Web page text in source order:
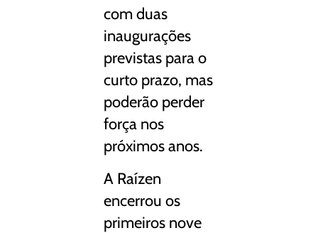
com duas
inaugurações
previstas para o
curto prazo, mas
poderão perder
força nos
próximos anos.
A Raízen
encerrou os
primeiros nove